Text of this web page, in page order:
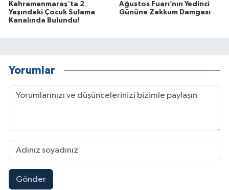
Kahramanmaraş'ta 2
Yaşındaki Çocuk Sulama
Kanalında Bulundu!
Ağustos Fuarı’nın Yedinci
Gününe Zakkum Damgası
Yorumlar
Gönder